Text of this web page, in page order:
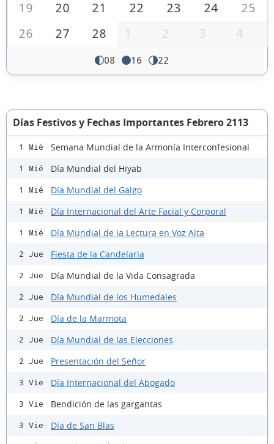
19
20 21 22 23 24
25
26
27 28 1 2 3 4
08 16 22
Días Festivos y Fechas Importantes Febrero 2113
1 Mié Semana Mundial de la Armonía Interconfesional
1 Mié Día Mundial del Hiyab
1 Mié Día Mundial del Galgo
1 Mié Día Internacional del Arte Facial y Corporal
1 Mié Día Mundial de la Lectura en Voz Alta
2 Jue Fiesta de la Candelaria
2 Jue Día Mundial de la Vida Consagrada
2 Jue Día Mundial de los Humedales
2 Jue Día de la Marmota
2 Jue Día Mundial de las Elecciones
2 Jue Presentación del Señor
3 Vie Día Internacional del Abogado
3 Vie Bendición de las gargantas
3 Vie Día de San Blas